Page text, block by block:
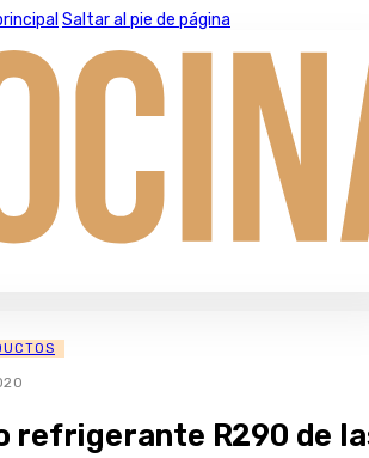
Saltar al pie de página
refrigerante R290 de